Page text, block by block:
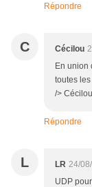
Répondre
C Cécilou
En union
toutes
/> Cécilou
Répondre
L LR 24/
UDP